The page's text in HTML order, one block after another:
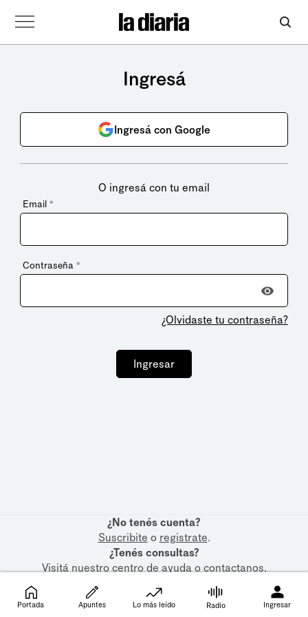
Ingresá
Ingresá con Google
O ingresá con tu email
Email *
Contraseña *
¿Olvidaste tu contraseña?
Ingresar
¿No tenés cuenta?
Suscribite o registrate.
¿Tenés consultas?
Visitá nuestrocentro de ayudaocontactanos.
Portada Apuntes Lo más leído Radio Ingresar